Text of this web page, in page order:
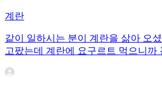
계란
같이 일하시는 분이 계란을 삶아 오
고팠는데 계란에 요구르트 먹으니까